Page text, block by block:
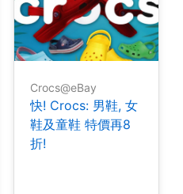
Crocs@eBay
快! Crocs: 男鞋, 女
鞋及童鞋 特價再8
折!